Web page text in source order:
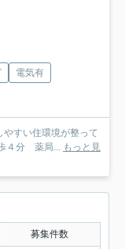
電気有
すい住環境が整って
４分 薬局... もっと見
募集件数